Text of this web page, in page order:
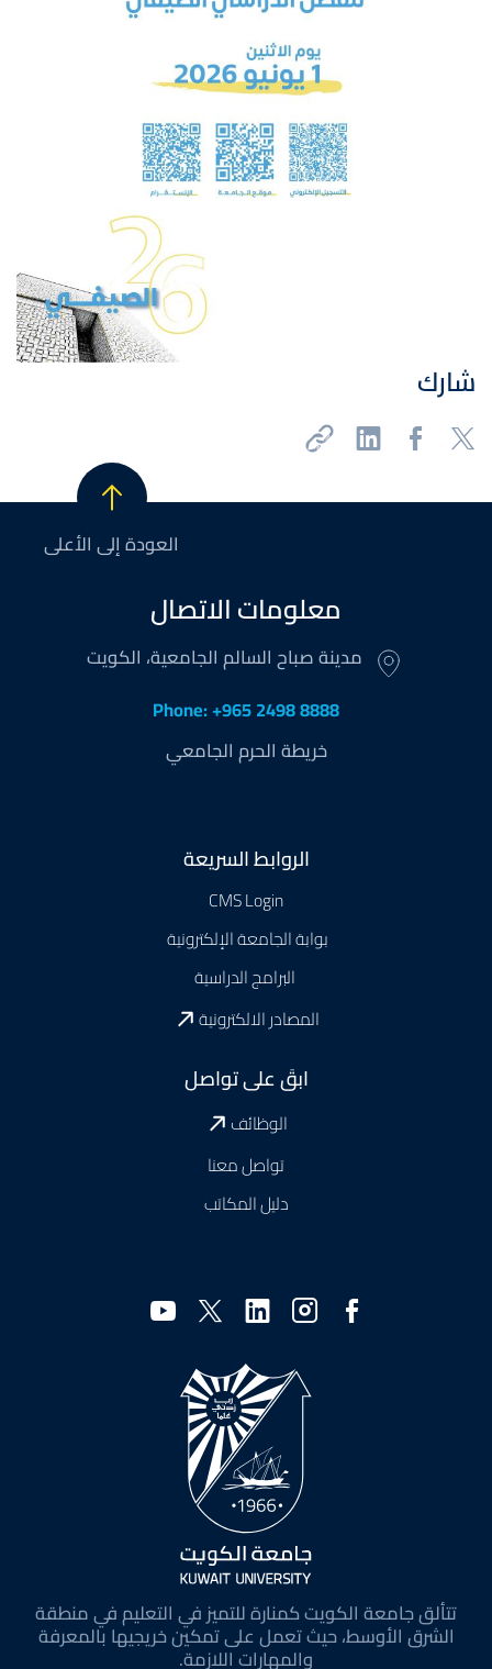
شارك
العودة إلى الأعلى
تتألق جامعة الكويت كمنارة للتميز في التعليم في منطقة
الشرق الأوسط، حيث تعمل على تمكين خريجيها بالمعرفة
والمهارات اللازمة.
معلومات الاتصال
مدينة صباح السالم الجامعية، الكويت
Phone: +965 2498 8888
خريطة الحرم الجامعي
الروابط السريعة
CMS Login
بوابة الجامعة الإلكترونية
البرامج الدراسية
المصادر الالكترونية
ابقَ على تواصل
الوظائف
تواصل معنا
دليل المكاتب